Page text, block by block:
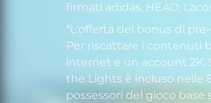
firmati adidas, HEAD,
*L'offerta del bonus di
Per riscattare i contenuti
internet e un account 2K.
the Lights è incluso nelle
possessori del gioco base